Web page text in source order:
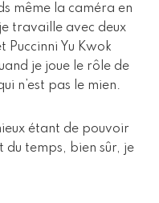
même la caméra en
travaille avec deux
Puccinni Yu Kwok
je joue le rôle de
n’est pas le mien.
étant de pouvoir
temps, bien sûr, je